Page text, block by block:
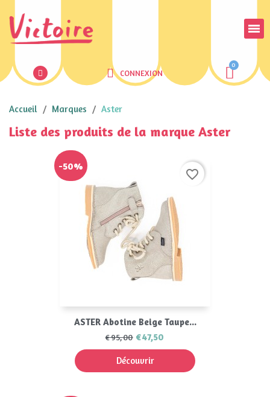
CONNEXION
Accueil Marques Aster
Liste des produits de la marque Aster
ASTER Abotine Beige Taupe...
€95,00 €47,50
Découvrir
-50%
favorite_border